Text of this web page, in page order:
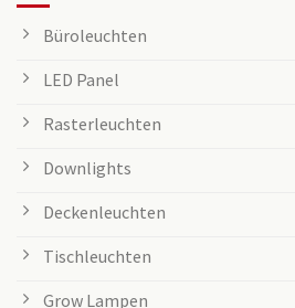
Büroleuchten
LED Panel
Rasterleuchten
Downlights
Deckenleuchten
Tischleuchten
Grow Lampen